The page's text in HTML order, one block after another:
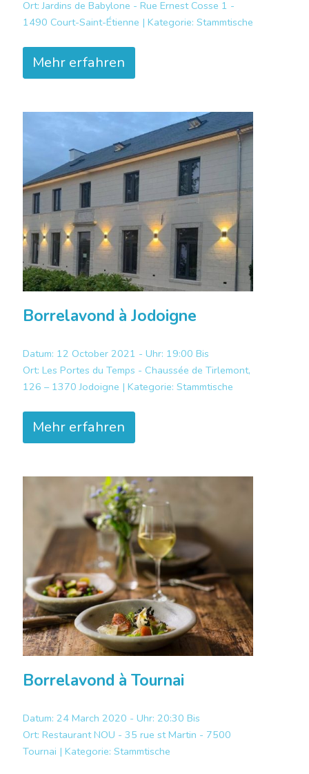
Ort:Jardins de Babylone - Rue Ernest Cosse 1 -
1490 Court-Saint-Étienne | Kategorie: Stammtische
Mehr erfahren
Borrelavond à Jodoigne
Datum: 12 October 2021 - Uhr: 19:00 Bis
Ort: Les Portes du Temps - Chaussée de Tirlemont,
126 – 1370 Jodoigne | Kategorie: Stammtische
Mehr erfahren
Borrelavond à Tournai
Datum: 24 March 2020 - Uhr: 20:30 Bis
Ort: Restaurant NOU - 35 rue st Martin - 7500
Tournai | Kategorie: Stammtische